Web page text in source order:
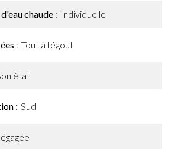
chaude Individuelle
Tout à l'égout
état
Sud